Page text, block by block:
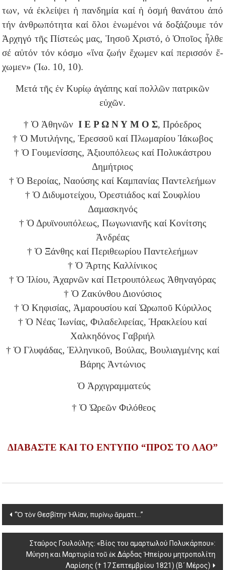
των, νά ἐ­κλεί­ψει ἡ παν­δη­μί­α καί ἡ ὀ­σμή θα­νά­του ἀ­πό
τήν ἀν­θρω­πό­τη­τα καί ὅ­λοι ἑ­νω­μέ­νοι νά δο­ξά­ζου­με τόν
Ἀρ­χη­γό τῆς Πί­στε­ώς μας, Ἰ­η­σοῦ Χρι­στό, ὁ Ὁ­ποῖ­ος ἦλ­θε
σέ αὐ­τόν τόν κό­σμο «ἵνα ζω­ήν ἔχω­μεν καί πε­ρισ­σόν ἔ­
χω­μεν» (Ἰω. 10, 10).
Μετά τῆς ἐν Κυρίῳ ἀγάπης καί πολλῶν πατρικῶν
εὐχῶν.
† Ὁ Ἀθηνῶν Ι Ε Ρ Ω Ν Υ Μ Ο Σ, Πρόεδρος
† Ὁ Μυτιλήνης, Ἐρεσσοῦ καί Πλωμαρίου Ἰάκωβος
† Ὁ Γουμενίσσης, Ἀξιουπόλεως καί Πολυκάστρου
Δημήτριος
† Ὁ Βεροίας, Ναούσης καί Καμπανίας Παντελεήμων
† Ὁ Διδυμοτείχου, Ὀρεστιάδος καί Σουφλίου
Δαμασκηνός
† Ὁ Δρυϊνουπόλεως, Πωγωνιανῆς καί Κονίτσης
Ἀνδρέας
† Ὁ Ξάνθης καί Περιθεωρίου Παντελεήμων
† Ὁ Ἄρτης Καλλίνικος
† Ὁ Ἰλίου, Ἀχαρνῶν καί Πετρουπόλεως Ἀθηναγόρας
† Ὁ Ζακύνθου Διονύσιος
† Ὁ Κηφισίας, Ἀμαρουσίου καί Ὠρωποῦ Κύριλλος
† Ὁ Νέας Ἰωνίας, Φιλαδελφείας, Ἡρακλείου καί
Χαλκηδόνος Γαβριήλ
† Ὁ Γλυφάδας, Ἑλληνικοῦ, Βούλας, Βουλιαγμένης καί
Βάρης Ἀντώνιος
Ὁ Ἀρχιγραμματεύς
† Ὁ Ὠρεῶν Φιλόθεος
ΔΙΑΒΑΣΤΕ ΚΑΙ ΤΟ ΕΝΤΥΠΟ “ΠΡΟΣ ΤΟ ΛΑΟ”
Post
navigation
“Ὁ τὸν Θεσβίτην Ἠλίαν, πυρίνῳ ἅρματι…”
Σταύρος Γουλούλης: «Βίος του αμαρτωλού Πολυκάρπου»:
Μύηση και Μαρτυρία τοῦ ἐκ Δάρδας Ἠπείρου μητροπολίτη
Λαρίσης († 17 Σεπτεμβρίου 1821) (Β´ Μέρος)